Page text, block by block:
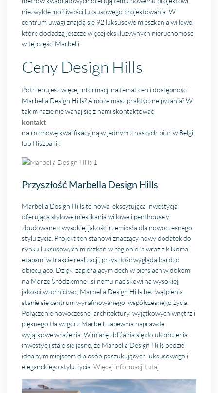
niezwykłe możliwości luksusowego projektowania. W
centrum uwagi znajdą się 92 luksusowe mieszkania willowe,
które dodadzą jeszcze więcej ekskluzywnych nieruchomości
w tej części Marbelli.
Ceny Design Hills
Potrzebujesz więcej informacji na temat cen i dostępności
Marbella Design Hills? A może masz praktyczne pytania? W
takim razie nie wahaj się z nami skontaktować
kontakt
na rozmowę kwalifikacyjną w jednym z naszych biur w Belgii
lub Hiszpanii!
Przyszłość Marbella Design Hills
Marbella Design Hills to nowa, ekscytująca inwestycja
oferująca stylowe mieszkania willowe i penthouse’y
zbudowane z wysokiej jakości rzemiosła dla nowoczesnego
stylu życia. Projekt ten stanowi znaczący nowy dodatek do
rynku luksusowych mieszkań w regionie, a wraz z kilkoma
etapami w trakcie realizacji, przyszłość wygląda bardzo
obiecująco. Dzięki zapierającym dech w piersiach widokom
na Morze Śródziemne i silnemu naciskowi na wysokiej
jakości wzornictwo, Marbella Design Hills bez wątpienia
stanie się centrum wyrafinowanego, współczesnego życia.
Połączenie nowoczesnej architektury, wyjątkowych wnętrz i
pięknego tła wzgórz Marbelli zapewnia naprawdę
wyjątkowe wrażenia. W miarę zbliżania się do ukończenia
inwestycji staje się jasne, że Marbella Design Hills będzie
idealnym miejscem dla osób poszukujących luksusowego i
eleganckiego stylu życia.Więcej informacji tutaj